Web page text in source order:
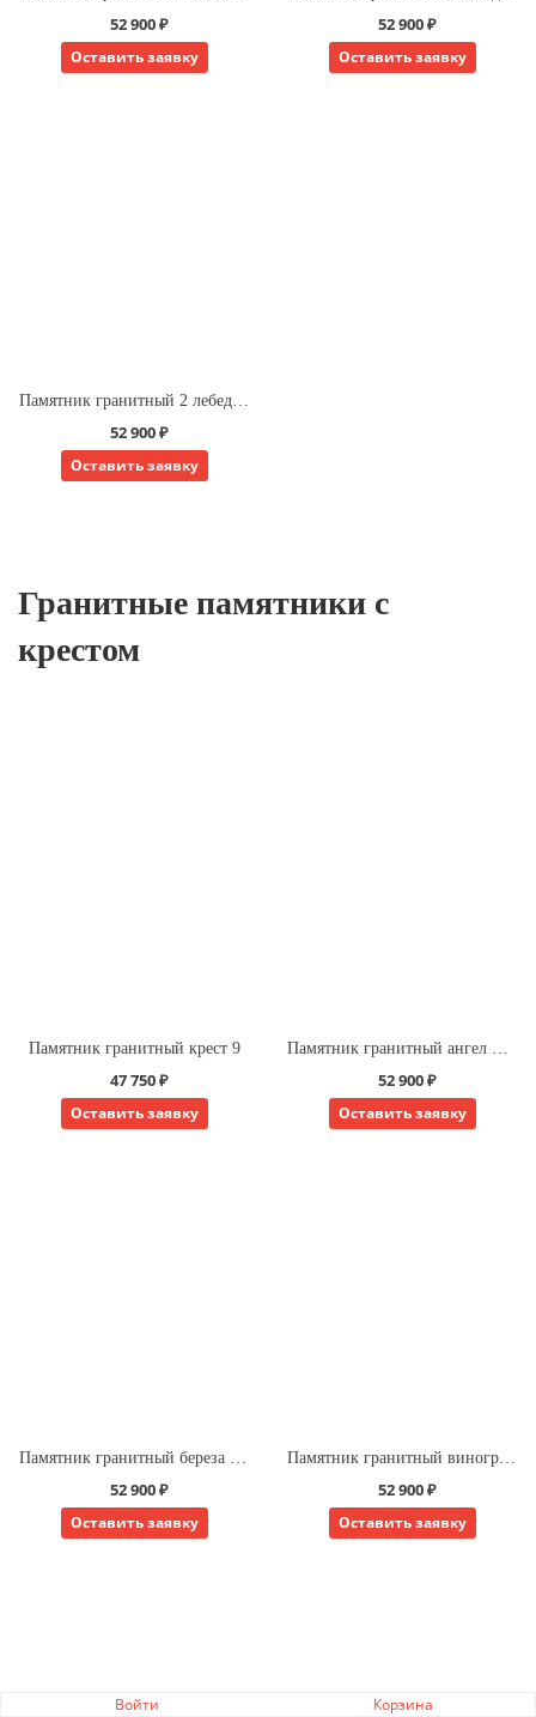
Войти Корзина
52 900 ₽
Оставить заявку
52 900 ₽
Оставить заявку
Памятник гранитный 2 лебедь держит сердце
52 900 ₽
Оставить заявку
Гранитные памятники с
крестом
Памятник гранитный крест 9
47 750 ₽
Оставить заявку
Памятник гранитный ангел на кресте
52 900 ₽
Оставить заявку
52 900 ₽
Оставить заявку
52 900 ₽
Оставить заявку